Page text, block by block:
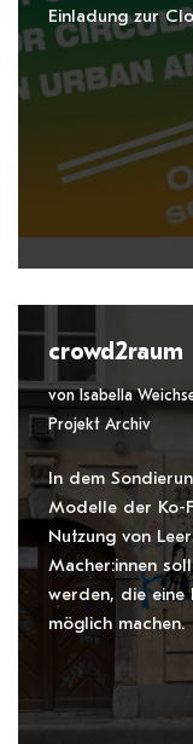
Einladung zur
crowd2raum
vonIsabella
Projekt Archiv
In dem
Modelle der Ko-
Nutzung von
Macher:innen
werden, die eine
möglich machen.